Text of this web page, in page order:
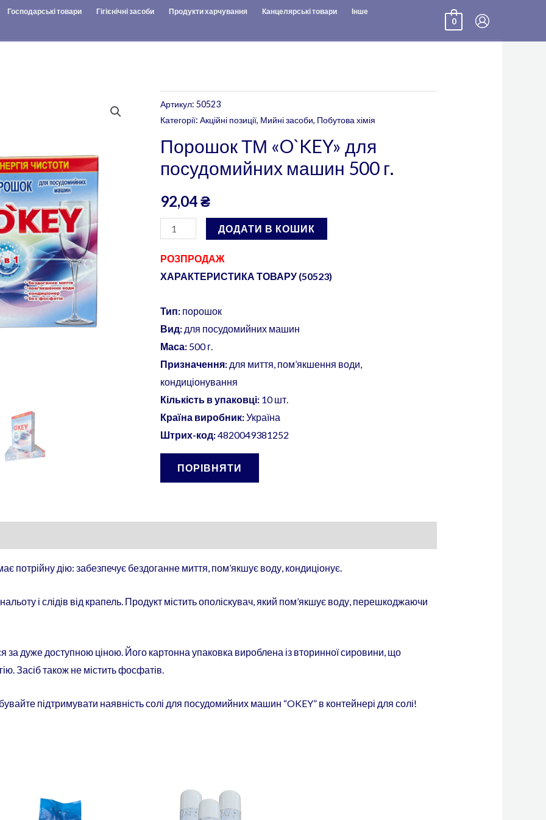
Господарські товари Гігієнічні засоби Продукти харчування Канцелярські товари Інше
0
Артикул:50523
Категорії:Акційні позиції, Мийні засоби, Побутова хімія
Порошок ТМ «O`KEY» для
посудомийних машин 500 г.
92,04₴
Порошок
ТМ
для
посудомийних
500
кількість
ДОДАТИ В КОШИК
РОЗПРОДАЖ
ХАРАКТЕРИСТИКА ТОВАРУ (50523)
Тип: порошок
Вид: для посудомийних машин
Маса: 500 г.
Призначення: для миття, пом’якшення води,
кондиціонування
Кількість в упаковці: 10 шт.
Країна виробник:Україна
Штрих-код:4820049381252
ПОРІВНЯТИ
дію: забезпечує бездоганне миття, пом’якшує воду, кондиціонує.
і слідів від крапель. Продукт містить ополіскувач, який пом’якшує воду, перешкоджаючи
за дуже доступною ціною. Його картонна упаковка вироблена із вторинної сировини, що
Засіб також не містить фосфатів.
підтримувати наявність солі для посудомийних машин “OKEY” в контейнері для солі!